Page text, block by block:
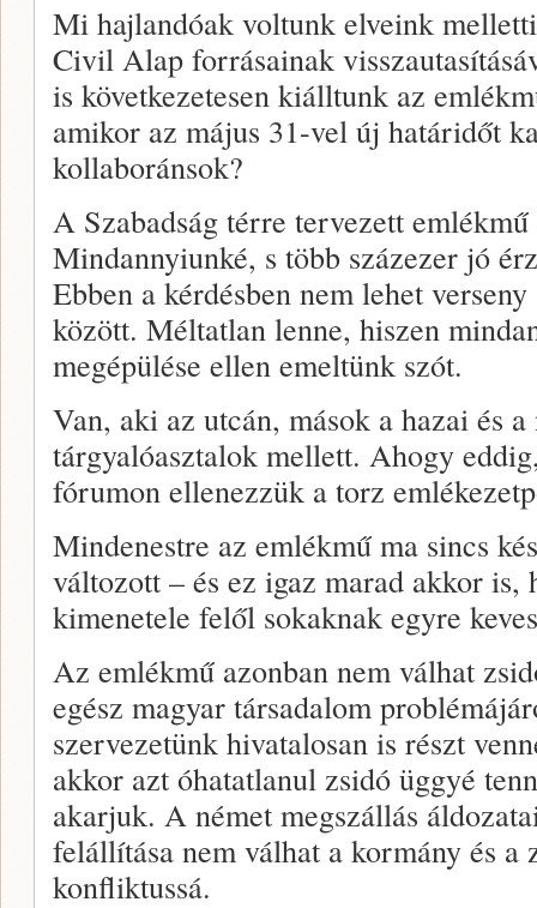
Mi hajlandóak voltunk elveink
Civil Alap forrásainak
is következetesen kiálltunk az
amikor az május 31-vel új határidőt
kollaboránsok?
A Szabadság térre tervezett
Mindannyiunké, s több százezer jó
Ebben a kérdésben nem lehet
között. Méltatlan lenne, hiszen
megépülése ellen emeltünk szót.
Van, aki az utcán, mások a hazai és
tárgyalóasztalok mellett. Ahogy
fórumon ellenezzük a torz
Mindenestre az emlékmű ma sincs
változott – és ez igaz marad akkor is,
kimenetele felől sokaknak egyre
Az emlékmű azonban nem válhat
egész magyar társadalom
szervezetünk hivatalosan is részt
akkor azt óhatatlanul zsidó üggyé
akarjuk. A német megszállás
felállítása nem válhat a kormány és a
konfliktussá.